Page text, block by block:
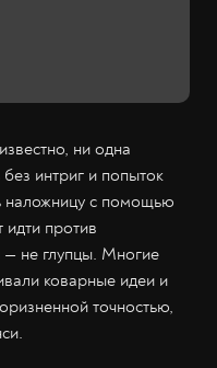
ни одна
интриг и попыток
наложницу с помощью
идти против
не глупцы. Многие
коварные идеи и
точностью,